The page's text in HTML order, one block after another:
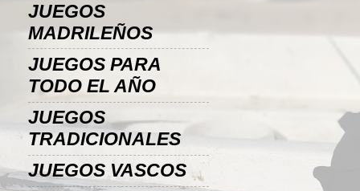
JUEGOS
MADRILEÑOS
JUEGOS PARA
TODO EL AÑO
JUEGOS
TRADICIONALES
JUEGOS VASCOS